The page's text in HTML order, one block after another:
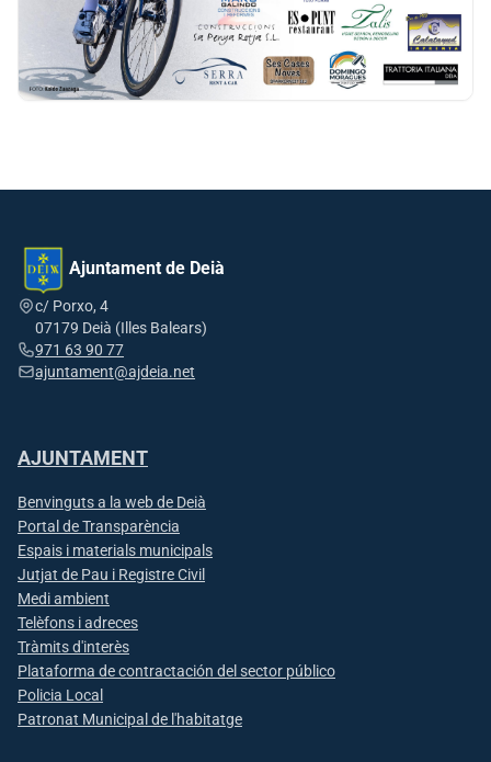
Ajuntament de Deià
c/ Porxo, 4
07179 Deià (Illes Balears)
971 63 90 77
ajuntament@ajdeia.net
AJUNTAMENT
Benvinguts a la web de Deià
Portal de Transparència
Espais i materials municipals
Jutjat de Pau i Registre Civil
Medi ambient
Telèfons i adreces
Tràmits d'interès
Plataforma de contractación del sector público
Policia Local
Patronat Municipal de l'habitatge